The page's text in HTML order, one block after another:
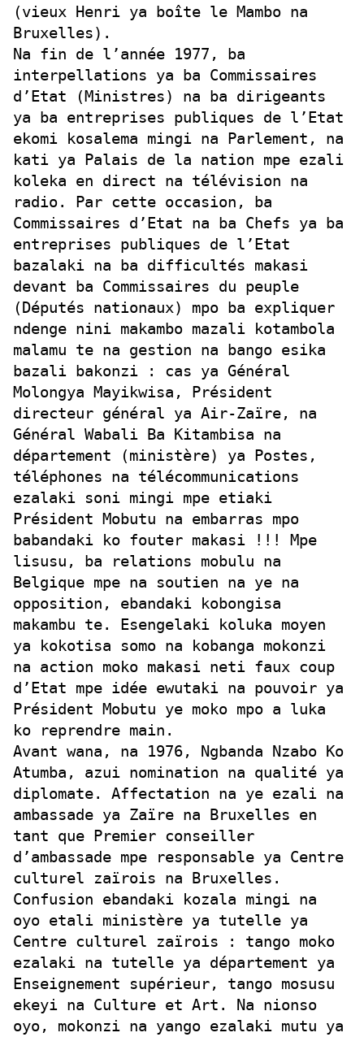
(vieux Henri ya boîte le Mambo na
Bruxelles).
Na fin de l’année 1977, ba
interpellations ya ba Commissaires
d’Etat (Ministres) na ba dirigeants
ya ba entreprises publiques de l’Etat
ekomi kosalema mingi na Parlement, na
kati ya Palais de la nation mpe ezali
koleka en direct na télévision na
radio. Par cette occasion, ba
Commissaires d’Etat na ba Chefs ya ba
entreprises publiques de l’Etat
bazalaki na ba difficultés makasi
devant ba Commissaires du peuple
(Députés nationaux) mpo ba expliquer
ndenge nini makambo mazali kotambola
malamu te na gestion na bango esika
bazali bakonzi : cas ya Général
Molongya Mayikwisa, Président
directeur général ya Air-Zaïre, na
Général Wabali Ba Kitambisa na
département (ministère) ya Postes,
téléphones na télécommunications
ezalaki soni mingi mpe etiaki
Président Mobutu na embarras mpo
babandaki ko fouter makasi !!! Mpe
lisusu, ba relations mobulu na
Belgique mpe na soutien na ye na
opposition, ebandaki kobongisa
makambu te. Esengelaki koluka moyen
ya kokotisa somo na kobanga mokonzi
na action moko makasi neti faux coup
d’Etat mpe idée ewutaki na pouvoir ya
Président Mobutu ye moko mpo a luka
ko reprendre main.
Avant wana, na 1976, Ngbanda Nzabo Ko
Atumba, azui nomination na qualité ya
diplomate. Affectation na ye ezali na
ambassade ya Zaïre na Bruxelles en
tant que Premier conseiller
d’ambassade mpe responsable ya Centre
culturel zaïrois na Bruxelles.
Confusion ebandaki kozala mingi na
oyo etali ministère ya tutelle ya
Centre culturel zaïrois : tango moko
ezalaki na tutelle ya département ya
Enseignement supérieur, tango mosusu
ekeyi na Culture et Art. Na nionso
oyo, mokonzi na yango ezalaki mutu ya